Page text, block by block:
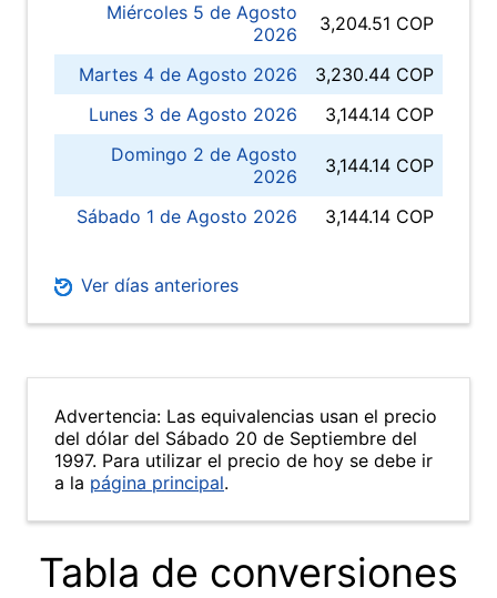
Miércoles 5 de Agosto
2026
3,204.51 COP
Martes 4 de Agosto 2026
3,230.44 COP
Lunes 3 de Agosto 2026
3,144.14 COP
Domingo 2 de Agosto
2026
3,144.14 COP
Sábado 1 de Agosto 2026 3,144.14 COP
Ver días anteriores
Advertencia: Las equivalencias usan el precio
del dólar del Sábado 20 de Septiembre del
1997. Para utilizar el precio de hoy se debe ir
a la página principal.
Tabla de conversiones